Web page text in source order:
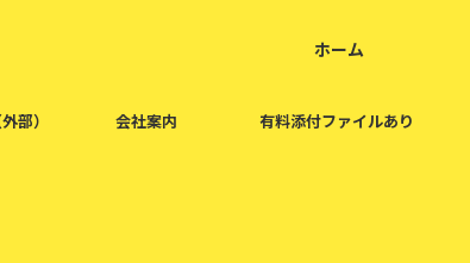
ホーム
部） 会社案内 有料添付ファイルあり